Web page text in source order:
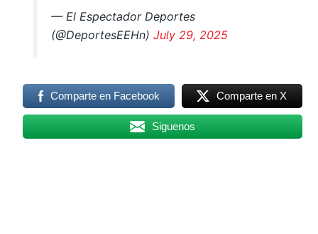
— El Espectador Deportes
(@DeportesEEHn) July 29, 2025
Comparte en Facebook Comparte en X
Siguenos